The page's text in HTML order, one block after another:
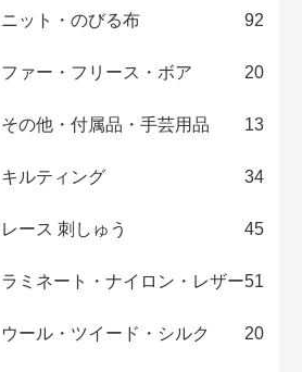
ニット・のびる布 92
ファー・フリース・ボア 20
その他・付属品・手芸用品 13
キルティング 34
レース 刺しゅう 45
ラミネート・ナイロン・レザー51
ウール・ツイード・シルク 20